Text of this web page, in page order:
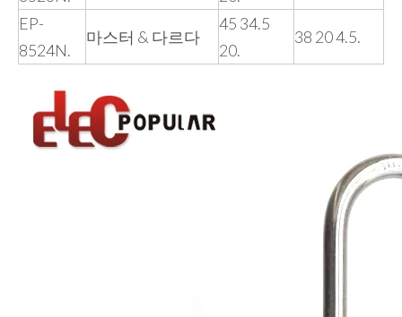
EP-
8524N.
마스터 & 다르다
45 34.5
20.
38 20 4.5.